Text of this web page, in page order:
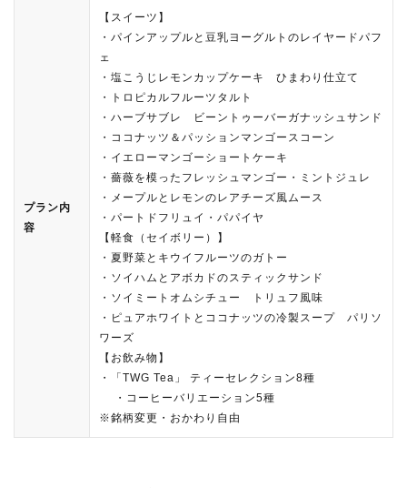
プラン内
容
【スイーツ】
・パインアップルと豆乳ヨーグルトのレイヤードパフ
ェ
・塩こうじレモンカップケーキ ひまわり仕立て
・トロピカルフルーツタルト
・ハーブサブレ ビーントゥーバーガナッシュサンド
・ココナッツ＆パッションマンゴースコーン
・イエローマンゴーショートケーキ
・薔薇を模ったフレッシュマンゴー・ミントジュレ
・メープルとレモンのレアチーズ風ムース
・パートドフリュイ・パパイヤ
【軽食（セイボリー）】
・夏野菜とキウイフルーツのガトー
・ソイハムとアボカドのスティックサンド
・ソイミートオムシチュー トリュフ風味
・ピュアホワイトとココナッツの冷製スープ パリソ
ワーズ
【お飲み物】
・「TWG Tea」 ティーセレクション8種
・コーヒーバリエーション5種
※銘柄変更・おかわり自由